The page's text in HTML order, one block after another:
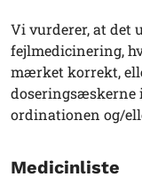
Vi vurderer, at det
fejlmedicinering,
mærket korrekt,
doseringsæskerne
ordinationen og/
Medicinliste